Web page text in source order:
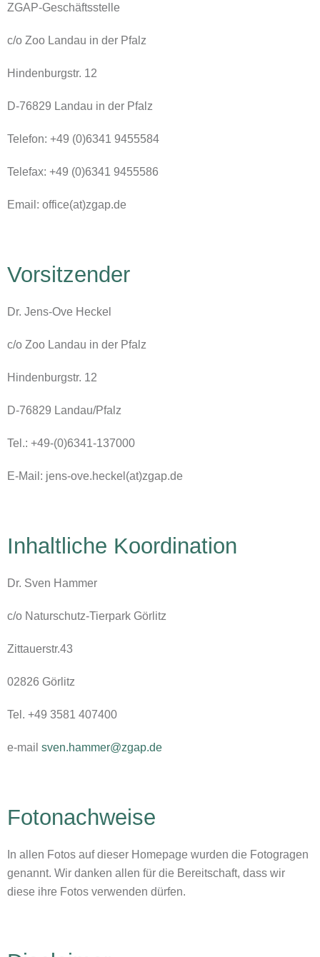
ZGAP-Geschäftsstelle
c/o Zoo Landau in der Pfalz
Hindenburgstr. 12
D-76829 Landau in der Pfalz
Telefon: +49 (0)6341 9455584
Telefax: +49 (0)6341 9455586
Email: office(at)zgap.de
Vorsitzender
Dr. Jens-Ove Heckel
c/o Zoo Landau in der Pfalz
Hindenburgstr. 12
D-76829 Landau/Pfalz
Tel.: +49-(0)6341-137000
E-Mail: jens-ove.heckel(at)zgap.de
Inhaltliche Koordination
Dr. Sven Hammer
c/o Naturschutz-Tierpark Görlitz
Zittauerstr.43
02826 Görlitz
Tel. +49 3581 407400
e-mail sven.hammer@zgap.de
Fotonachweise
In allen Fotos auf dieser Homepage wurden die Fotogragen
genannt. Wir danken allen für die Bereitschaft, dass wir
diese ihre Fotos verwenden dürfen.